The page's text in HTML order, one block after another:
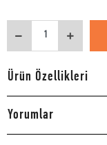
Ürün Özellikleri
Yorumlar